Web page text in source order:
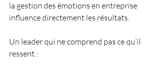
la gestion des émotions en entreprise
influence directement les résultats.
Un leader qui ne comprend pas ce qu’il
ressent :